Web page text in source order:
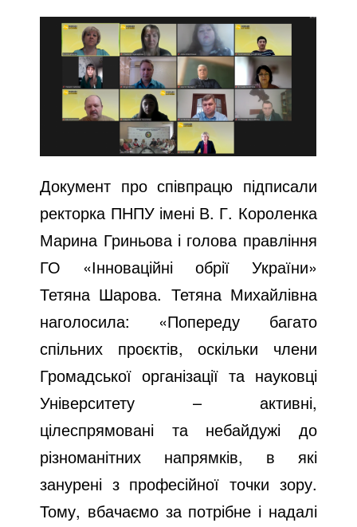
Документ про співпрацю підписали
ректорка ПНПУ імені В. Г. Короленка
Марина Гриньова і голова правління
ГО «Інноваційні обрії України»
Тетяна Шарова. Тетяна Михайлівна
наголосила: «Попереду багато
спільних проєктів, оскільки члени
Громадської організації та науковці
Університету – активні,
цілеспрямовані та небайдужі до
різноманітних напрямків, в які
занурені з професійної точки зору.
Тому, вбачаємо за потрібне і надалі